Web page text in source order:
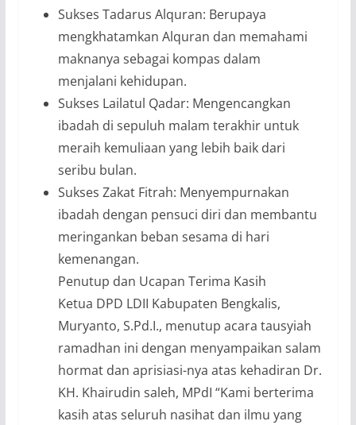
Sukses Tadarus Alquran: Berupaya
mengkhatamkan Alquran dan memahami
maknanya sebagai kompas dalam
menjalani kehidupan.
Sukses Lailatul Qadar: Mengencangkan
ibadah di sepuluh malam terakhir untuk
meraih kemuliaan yang lebih baik dari
seribu bulan.
Sukses Zakat Fitrah: Menyempurnakan
ibadah dengan pensuci diri dan membantu
meringankan beban sesama di hari
kemenangan.
Penutup dan Ucapan Terima Kasih
Ketua DPD LDII Kabupaten Bengkalis,
Muryanto, S.Pd.I., menutup acara tausyiah
ramadhan ini dengan menyampaikan salam
hormat dan aprisiasi-nya atas kehadiran Dr.
KH. Khairudin saleh, MPdI “Kami berterima
kasih atas seluruh nasihat dan ilmu yang